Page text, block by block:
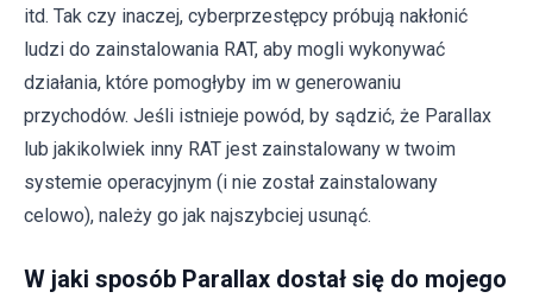
itd. Tak czy inaczej, cyberprzestępcy próbują nakłonić
ludzi do zainstalowania RAT, aby mogli wykonywać
działania, które pomogłyby im w generowaniu
przychodów. Jeśli istnieje powód, by sądzić, że Parallax
lub jakikolwiek inny RAT jest zainstalowany w twoim
systemie operacyjnym (i nie został zainstalowany
celowo), należy go jak najszybciej usunąć.
W jaki sposób Parallax dostał się do mojego